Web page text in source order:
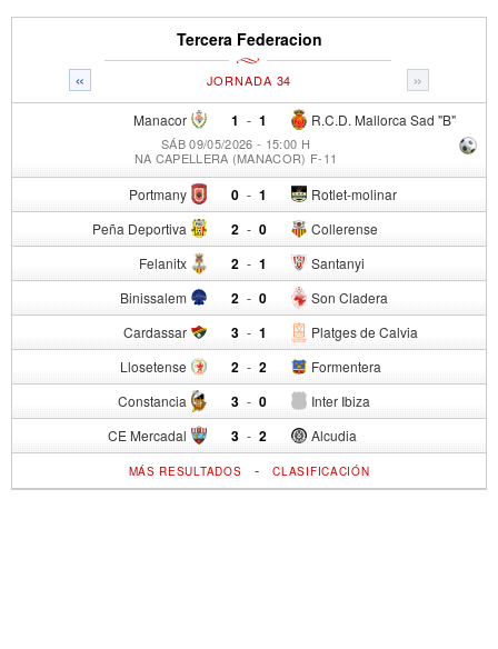
Tercera Federacion
« »
JORNADA 34
Manacor 1 - R.C.D. Mallorca Sad "B"
1
SÁB 09/05/2026 - 15:00 H
NA CAPELLERA (MANACOR) F-11
Portmany 0 - Rotlet-molinar
1
Peña Deportiva 2 - Collerense
0
Felanitx 2 - Santanyi
1
Binissalem 2 - Son Cladera
0
Cardassar 3 - Platges de Calvia
1
Llosetense 2 - Formentera
2
Constancia 3 - Inter Ibiza
0
CE Mercadal 3 - Alcudia
2
MÁS RESULTADOS -CLASIFICACIÓN